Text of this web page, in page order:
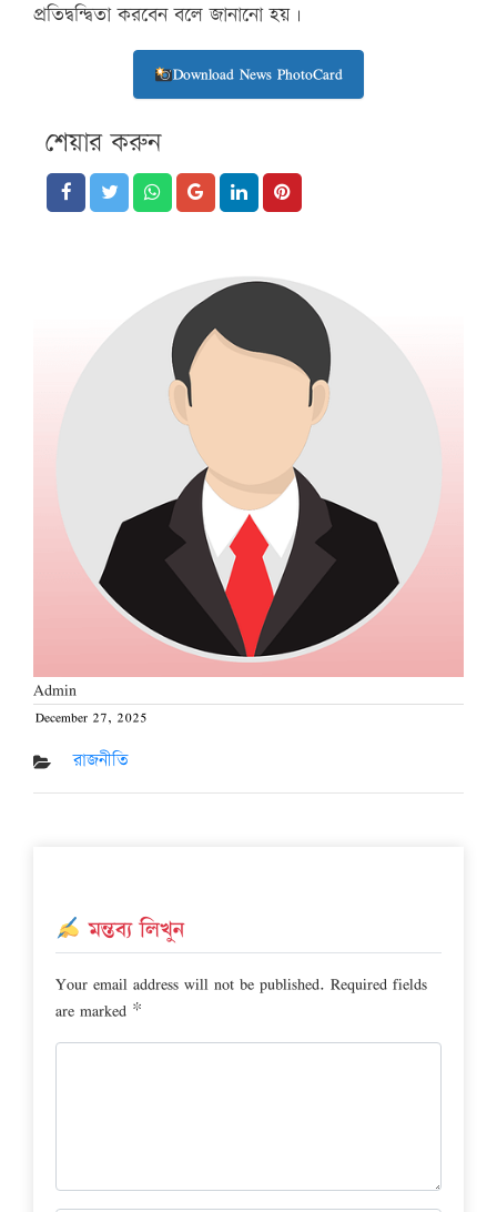
প্রতিদ্বন্দ্বিতা করবেন বলে জানানো হয়।
Download News PhotoCard
শেয়ার করুন
Admin
Posted
on
December 27, 2025
রাজনীতি
মন্তব্য লিখুন
Your email address will not be published. Required fields
are marked *